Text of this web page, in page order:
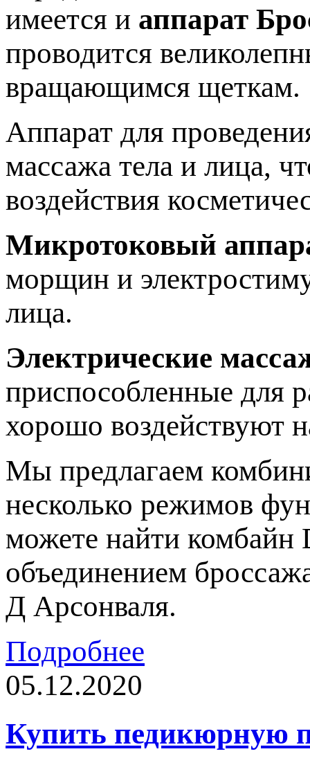
имеется и аппарат
проводится
вращающимся щеткам.
Аппарат для
массажа тела и лица,
воздействия
Микротоковый
морщин и
лица.
Электрические
приспособленные для
хорошо воздействуют
Мы предлагаем
несколько режимов
можете найти комбайн
объединением
Д Арсонваля.
Подробнее
05.12.2020
Купить педикюрную